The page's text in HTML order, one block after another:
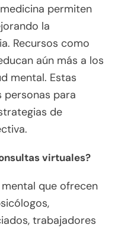
permiten
la
Recursos como
aún más a los
mental. Estas
personas para
de
virtuales?
que ofrecen
trabajadores